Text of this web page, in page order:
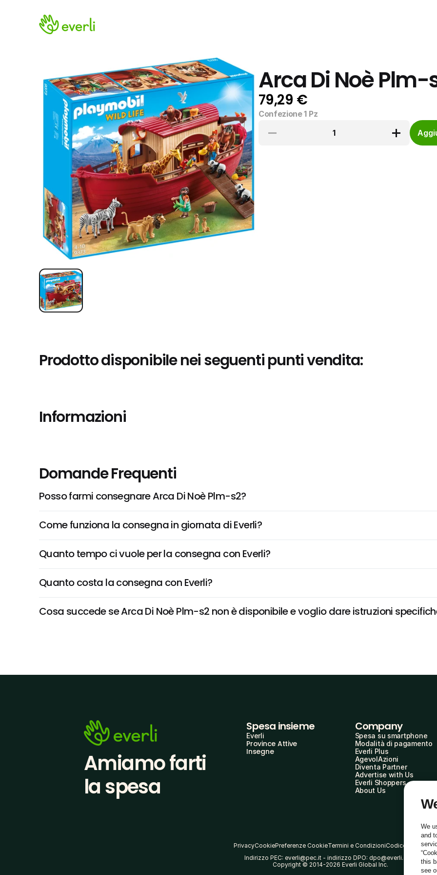
Arca Di Noè Plm-
79,29 €
Confezione 1 Pz
1
Prodotto disponibile nei seguenti punti vendita:
Informazioni
Domande Frequenti
Posso farmi consegnare Arca Di Noè Plm-s2?
Come funziona la consegna in giornata di Everli?
Quanto tempo ci vuole per la consegna con Everli?
Quanto costa la consegna con Everli?
Cosa succede se Arca Di Noè Plm-s2 non è disponibile e voglio dare istruzioni
Amiamo farti
la spesa
Spesa insieme
Everli
Province Attive
Insegne
Company
Spesa su smartphone
Modalità di pagamento
Everli Plus
AgevolAzioni
Diventa Partner
Advertise with Us
Everli Shoppers
About Us
PrivacyCookiePreferenze CookieTermini e CondizioniCodice Etico
Indirizzo PEC: everli@pec.it - indirizzo DPO: dpo@everli.com
Copyright © 2014-2026 Everli Global Inc.
We
and
this
see